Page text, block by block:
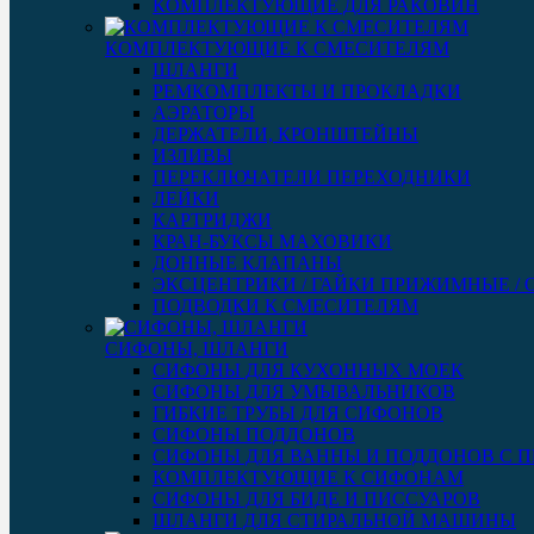
КОМПЛЕКТУЮЩИЕ ДЛЯ РАКОВИН
КОМПЛЕКТУЮЩИЕ К СМЕСИТЕЛЯМ
ШЛАНГИ
РЕМКОМПЛЕКТЫ И ПРОКЛАДКИ
АЭРАТОРЫ
ДЕРЖАТЕЛИ, КРОНШТЕЙНЫ
ИЗЛИВЫ
ПЕРЕКЛЮЧАТЕЛИ ПЕРЕХОДНИКИ
ЛЕЙКИ
КАРТРИДЖИ
КРАН-БУКСЫ МАХОВИКИ
ДОННЫЕ КЛАПАНЫ
ЭКСЦЕНТРИКИ / ГАЙКИ ПРИЖИМНЫЕ /
ПОДВОДКИ К СМЕСИТЕЛЯМ
СИФОНЫ, ШЛАНГИ
СИФОНЫ ДЛЯ КУХОННЫХ МОЕК
СИФОНЫ ДЛЯ УМЫВАЛЬНИКОВ
ГИБКИЕ ТРУБЫ ДЛЯ СИФОНОВ
СИФОНЫ ПОДДОНОВ
СИФОНЫ ДЛЯ ВАННЫ И ПОДДОНОВ С
КОМПЛЕКТУЮЩИЕ К СИФОНАМ
СИФОНЫ ДЛЯ БИДЕ И ПИССУАРОВ
ШЛАНГИ ДЛЯ СТИРАЛЬНОЙ МАШИНЫ